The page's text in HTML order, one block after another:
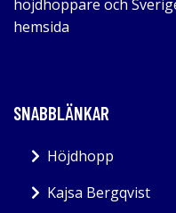
höjdhoppare och
hemsida
SNABBLÄNKAR
Höjdhopp
Kajsa Bergqvist